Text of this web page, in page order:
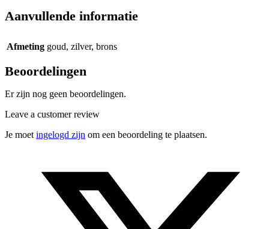
Aanvullende informatie
Afmeting goud, zilver, brons
Beoordelingen
Er zijn nog geen beoordelingen.
Leave a customer review
Je moet ingelogd zijn om een beoordeling te plaatsen.